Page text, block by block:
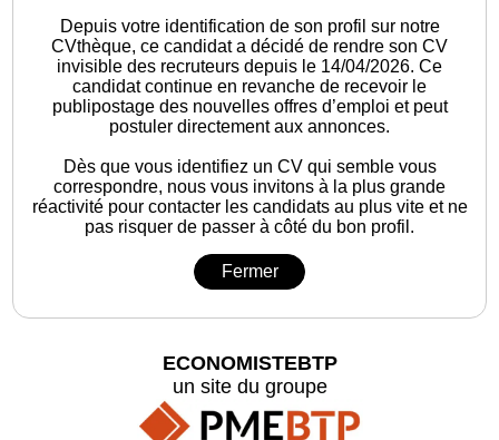
Depuis votre identification de son profil sur notre
CVthèque, ce candidat a décidé de rendre son CV
invisible des recruteurs depuis le 14/04/2026. Ce
candidat continue en revanche de recevoir le
publipostage des nouvelles offres d’emploi et peut
postuler directement aux annonces.
Dès que vous identifiez un CV qui semble vous
correspondre, nous vous invitons à la plus grande
réactivité pour contacter les candidats au plus vite et ne
pas risquer de passer à côté du bon profil.
Fermer
ECONOMISTEBTP
un site du groupe